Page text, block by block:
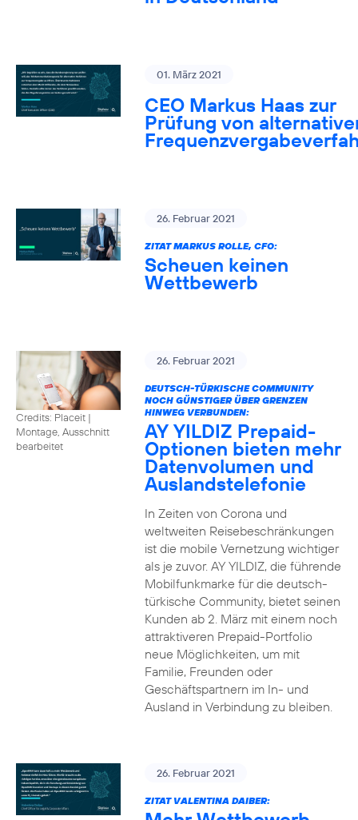
01. März 2021
CEO Markus Haas zur
Prüfung von
26. Februar 2021
ZITAT MARKUS ROLLE, CFO:
Scheuen keinen
Wettbewerb
Credits: Placeit |
Montage, Ausschnitt
bearbeitet
26. Februar 2021
DEUTSCH-TÜRKISCHE COMMUNITY
NOCH GÜNSTIGER ÜBER GRENZEN
HINWEG VERBUNDEN:
AY YILDIZ Prepaid-
Optionen bieten mehr
Datenvolumen und
Auslandstelefonie
In Zeiten von Corona und
weltweiten Reisebeschränkungen
ist die mobile Vernetzung wichtiger
als je zuvor. AY YILDIZ, die führende
Mobilfunkmarke für die deutsch-
türkische Community, bietet seinen
Kunden ab 2. März mit einem noch
attraktiveren Prepaid-Portfolio
neue Möglichkeiten, um mit
Familie, Freunden oder
Geschäftspartnern im In- und
Ausland in Verbindung zu bleiben.
26. Februar 2021
ZITAT VALENTINA DAIBER: